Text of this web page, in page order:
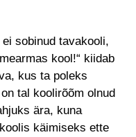
sobinud tavakooli,
kool!“ kiidab
kus ta poleks
tal koolirõõm olnud
ära, kuna
käimiseks ette